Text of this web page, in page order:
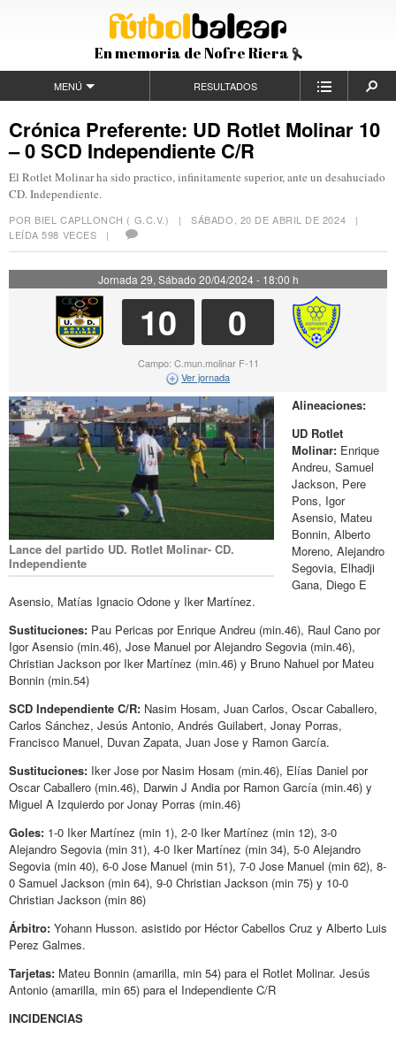
En memoria de Nofre Riera
MENÚ RESULTADOS
Crónica Preferente: UD Rotlet Molinar 10
– 0 SCD Independiente C/R
El Rotlet Molinar ha sido practico, infinitamente superior, ante un desahuciado
CD. Independiente.
POR BIEL CAPLLONCH ( G.C.V.) |SÁBADO, 20 DE ABRIL DE 2024 |
LEÍDA 598 VECES |
Jornada 29, Sábado 20/04/2024 - 18:00 h
10 0
Campo: C.mun.molinar F-11
Ver jornada
Lance del partido UD. Rotlet Molinar- CD.
Independiente
Alineaciones:
UD Rotlet
Molinar: Enrique
Andreu, Samuel
Jackson, Pere
Pons, Igor
Asensio, Mateu
Bonnin, Alberto
Moreno, Alejandro
Segovia, Elhadji
Gana, Diego E
Asensio, Matías Ignacio Odone y Iker Martínez.
Sustituciones: Pau Pericas por Enrique Andreu (min.46), Raul Cano por
Igor Asensio (min.46), Jose Manuel por Alejandro Segovia (min.46),
Christian Jackson por Iker Martínez (min.46) y Bruno Nahuel por Mateu
Bonnin (min.54)
SCD Independiente C/R: Nasim Hosam, Juan Carlos, Oscar Caballero,
Carlos Sánchez, Jesús Antonio, Andrés Guilabert, Jonay Porras,
Francisco Manuel, Duvan Zapata, Juan Jose y Ramon García.
Sustituciones: Iker Jose por Nasim Hosam (min.46), Elías Daniel por
Oscar Caballero (min.46), Darwin J Andia por Ramon García (min.46) y
Miguel A Izquierdo por Jonay Porras (min.46)
Goles: 1-0 Iker Martínez (min 1), 2-0 Iker Martínez (min 12), 3-0
Alejandro Segovia (min 31), 4-0 Iker Martínez (min 34), 5-0 Alejandro
Segovia (min 40), 6-0 Jose Manuel (min 51), 7-0 Jose Manuel (min 62), 8-
0 Samuel Jackson (min 64), 9-0 Christian Jackson (min 75) y 10-0
Christian Jackson (min 86)
Árbitro: Yohann Husson. asistido por Héctor Cabellos Cruz y Alberto Luis
Perez Galmes.
Tarjetas: Mateu Bonnin (amarilla, min 54) para el Rotlet Molinar. Jesús
Antonio (amarilla, min 65) para el Independiente C/R
INCIDENCIAS